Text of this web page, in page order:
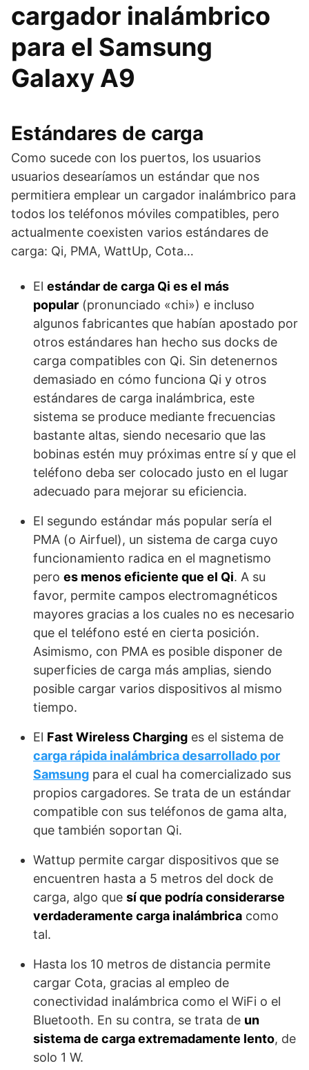
cargador inalámbrico
para el Samsung
Galaxy A9
Estándares de carga
Como sucede con los puertos, los usuarios
usuarios desearíamos un estándar que nos
permitiera emplear un cargador inalámbrico para
todos los teléfonos móviles compatibles, pero
actualmente coexisten varios estándares de
carga: Qi, PMA, WattUp, Cota…
El estándar de carga Qi es el más
popular (pronunciado «chi») e incluso
algunos fabricantes que habían apostado por
otros estándares han hecho sus docks de
carga compatibles con Qi. Sin detenernos
demasiado en cómo funciona Qi y otros
estándares de carga inalámbrica, este
sistema se produce mediante frecuencias
bastante altas, siendo necesario que las
bobinas estén muy próximas entre sí y que el
teléfono deba ser colocado justo en el lugar
adecuado para mejorar su eficiencia.
El segundo estándar más popular sería el
PMA (o Airfuel), un sistema de carga cuyo
funcionamiento radica en el magnetismo
pero es menos eficiente que el Qi. A su
favor, permite campos electromagnéticos
mayores gracias a los cuales no es necesario
que el teléfono esté en cierta posición.
Asimismo, con PMA es posible disponer de
superficies de carga más amplias, siendo
posible cargar varios dispositivos al mismo
tiempo.
El Fast Wireless Charging es el sistema de
carga rápida inalámbrica desarrollado por
Samsung para el cual ha comercializado sus
propios cargadores. Se trata de un estándar
compatible con sus teléfonos de gama alta,
que también soportan Qi.
Wattup permite cargar dispositivos que se
encuentren hasta a 5 metros del dock de
carga, algo que sí que podría considerarse
verdaderamente carga inalámbrica como
tal.
Hasta los 10 metros de distancia permite
cargar Cota, gracias al empleo de
conectividad inalámbrica como el WiFi o el
Bluetooth. En su contra, se trata de un
sistema de carga extremadamente lento, de
solo 1 W.